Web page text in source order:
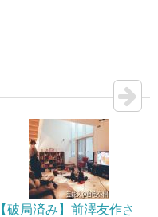
【破局済み】前澤友作さ